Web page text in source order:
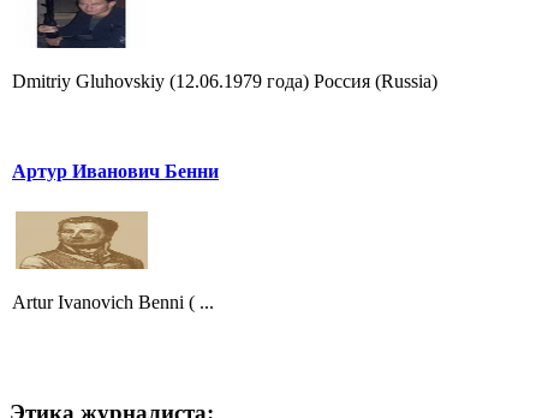
Dmitriy Gluhovskiy (12.06.1979 года) Россия (Russia)
Артур Иванович Бенни
Artur Ivanovich Benni ( ...